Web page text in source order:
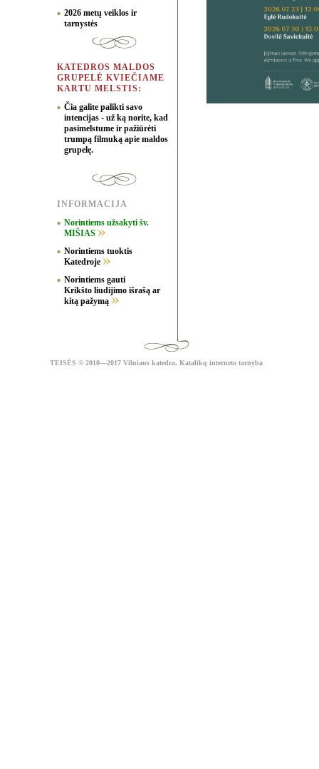
2026 metų veiklos ir
tarnystės
KATEDROS MALDOS
GRUPELĖ KVIEČIAME
KARTU MELSTIS:
Čia galite palikti savo
intencijas - už ką norite, kad
pasimelstume ir pažiūrėti
trumpą filmuką apie maldos
grupelę.
INFORMACIJA
Norintiems užsakyti šv.
MIŠIAS
Norintiems tuoktis
Katedroje
Norintiems gauti
Krikšto liudijimo išrašą ar
kitą pažymą
TEISĖS © 2010—2017 Vilniaus katedra, Katalikų interneto tarnyba